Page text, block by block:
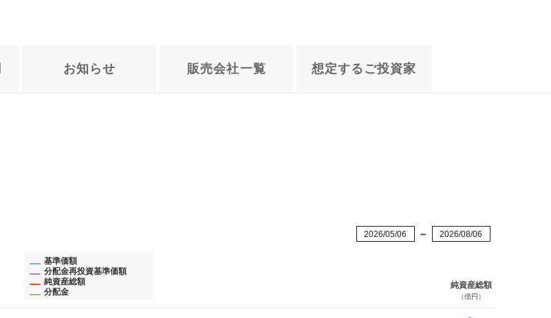
お知らせ 販売会社一覧 想定する ご投資家
2026/05/06 ～ 2026/08/06
純資産総額
（億円）
基準価額
分配金再投資基準価額
純資産総額
分配金